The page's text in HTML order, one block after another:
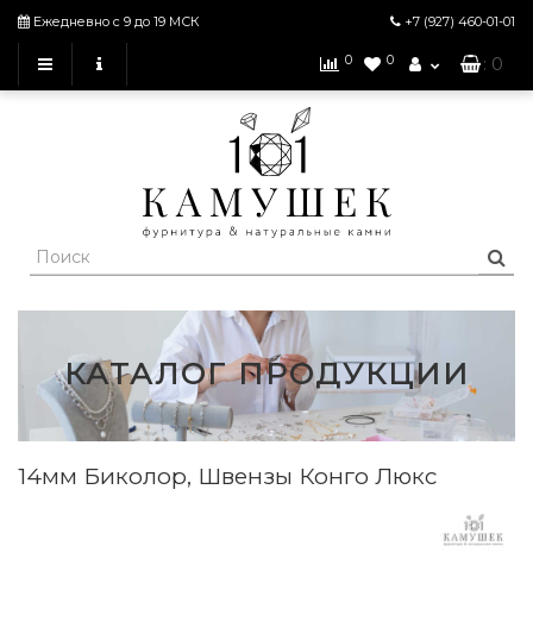
Ежедневно с 9 до 19 МСК +7 (927) 460-01-01
0 0 : 0
КАТАЛОГ ПРОДУКЦИИ
14мм Биколор, Швензы Конго Люкс